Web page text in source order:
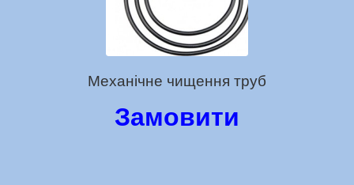
Механічне чищення труб
Замовити